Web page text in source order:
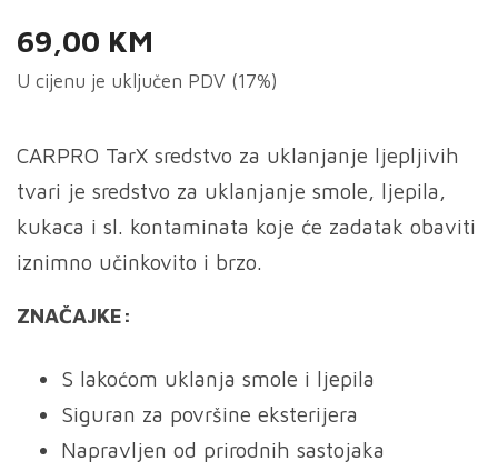
69,00 KM
U cijenu je uključen PDV (17%)
CARPRO TarX sredstvo za uklanjanje ljepljivih
tvari je sredstvo za uklanjanje smole, ljepila,
kukaca i sl. kontaminata koje će zadatak obaviti
iznimno učinkovito i brzo.
ZNAČAJKE:
S lakoćom uklanja smole i ljepila
Siguran za površine eksterijera
Napravljen od prirodnih sastojaka